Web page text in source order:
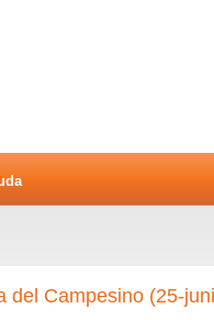
del Campesino (25-